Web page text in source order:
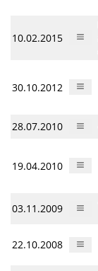
10.02.2015
30.10.2012
28.07.2010
19.04.2010
03.11.2009
22.10.2008